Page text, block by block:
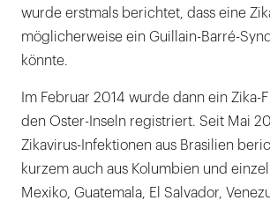
wurde erstmals berichtet, dass eine
möglicherweise ein Guillain-Barré-
könnte.
Im Februar 2014 wurde dann ein Zika-
den Oster-Inseln registriert. Seit Mai
Zikavirus-Infektionen aus Brasilien
kurzem auch aus Kolumbien und
Mexiko, Guatemala, El Salvador,